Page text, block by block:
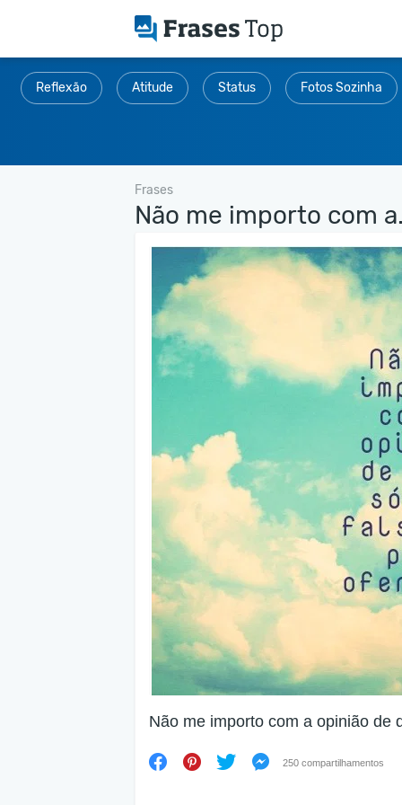
Reflexão Atitude Status Fotos Sozinha
Frases
Não me importo com
Não me importo com a opinião de
250 compartilhamentos